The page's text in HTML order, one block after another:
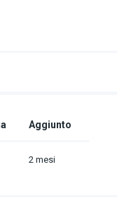
Aggiunto
2 mesi